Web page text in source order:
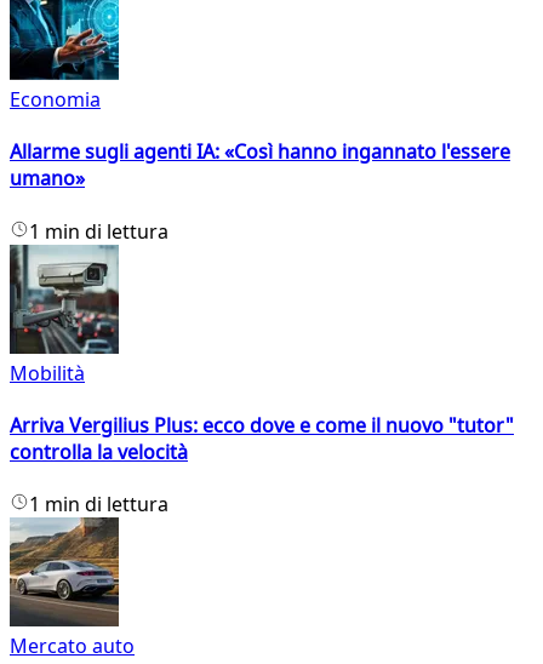
Economia
Allarme sugli agenti IA: «Così hanno ingannato l'essere
umano»
1 min di lettura
Mobilità
Arriva Vergilius Plus: ecco dove e come il nuovo "tutor"
controlla la velocità
1 min di lettura
Mercato auto